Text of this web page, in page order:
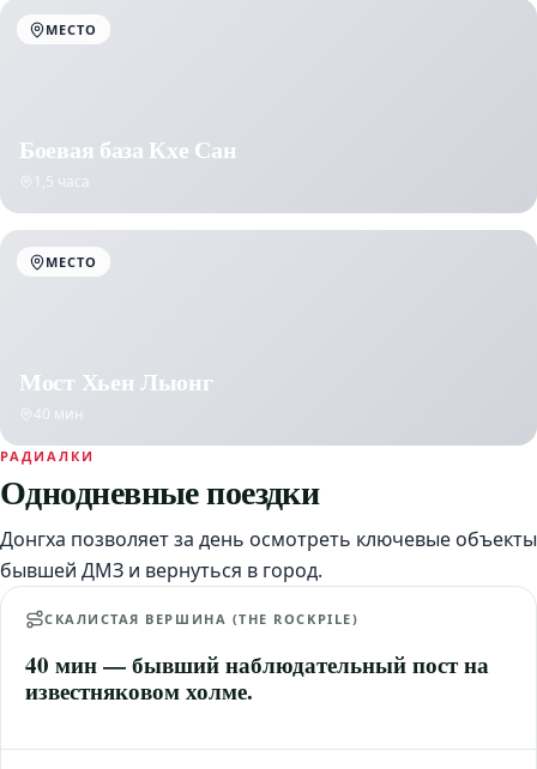
МЕСТО
Боевая база Кхе Сан
1,5 часа
МЕСТО
Мост Хьен Лыонг
40 мин
РАДИАЛКИ
Однодневные поездки
Донгха позволяет за день осмотреть ключевые объекты
бывшей ДМЗ и вернуться в город.
СКАЛИСТАЯ ВЕРШИНА (THE ROCKPILE)
40 мин — бывший наблюдательный пост на
известняковом холме.